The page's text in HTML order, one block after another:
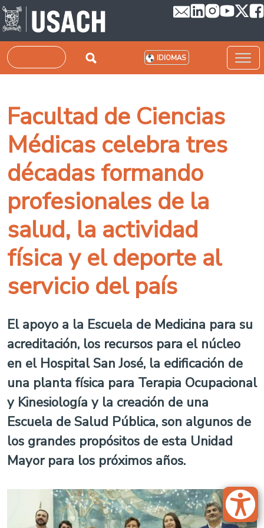
Pasar al contenido principal
Buscar IDIOMAS
Facultad de Ciencias
Médicas celebra tres
décadas formando
profesionales de la
salud, la actividad
física y el deporte al
servicio del país
El apoyo a la Escuela de Medicina para su
acreditación, los recursos para el núcleo
en el Hospital San José, la edificación de
una planta física para Terapia Ocupacional
y Kinesiología y la creación de una
Escuela de Salud Pública, son algunos de
los grandes propósitos de esta Unidad
Mayor para los próximos años.